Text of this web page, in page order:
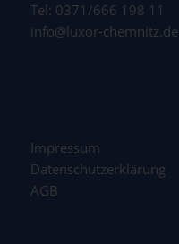
Tel: 0371/666 198 11
info@luxor-chemnitz.de
Impressum
Datenschutzerklärung
AGB